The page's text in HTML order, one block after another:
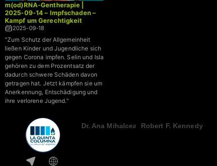
m(od)RNA-Gentherapie |
2025-09-14 – Impfschaden –
Kampf um Gerechtigkeit
2025-09-18
"Zum Schutz der Allgemeinheit
ließen Kinder und Jugendliche sich
gegen Corona impfen. Selin und Isla
gehören zu dem Prozentsatz der
dadurch schwere Schäden davon
getragen hat. Jetzt kämpfen sie um
Anerkennung, Entschädigung und
ihre verlorene Jugend."
Dr. Ana Mihalcea Robert F. Kennedy Jr.